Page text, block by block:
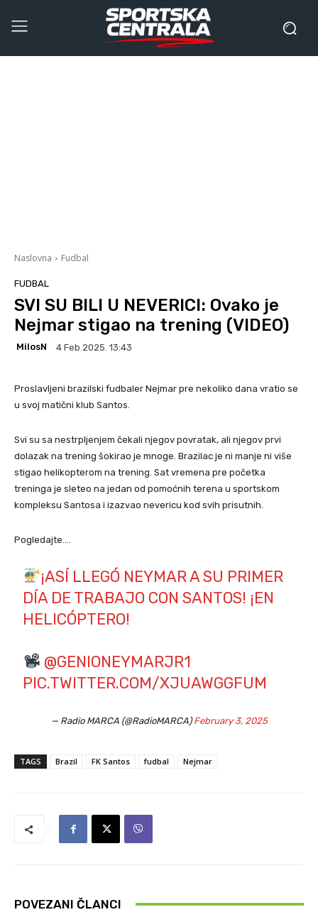
Naslovna Fudbal
FUDBAL
SVI SU BILI U NEVERICI: Ovako je
Nejmar stigao na trening (VIDEO)
MilosN 4 Feb 2025. 13:43
Proslavljeni brazilski fudbaler Nejmar pre nekoliko dana vratio se
u svoj matični klub Santos.
Svi su sa nestrpljenjem čekali njegov povratak, ali njegov prvi
dolazak na trening šokirao je mnoge. Brazilac je ni manje ni više
stigao helikopterom na trening. Sat vremena pre početka
treninga je sleteo na jedan od pomoćnih terena u sportskom
kompleksu Santosa i izazvao nevericu kod svih prisutnih.
Pogledajte….
¡ASÍ LLEGÓ NEYMAR A SU PRIMER
DÍA DE TRABAJO CON SANTOS! ¡EN
HELICÓPTERO!
@GENIONEYMARJR1
PIC.TWITTER.COM/XJUAWGGFUM
— Radio MARCA (@RadioMARCA)February 3, 2025
TAGS Brazil FK Santos fudbal Nejmar
POVEZANI ČLANCI